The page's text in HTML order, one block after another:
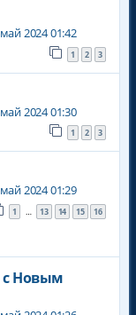
2024 01:42
1 2 3
2024 01:30
1 2 3
2024 01:29
1 … 13 14 15 16
с Новым